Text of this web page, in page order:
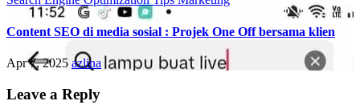
Content SEO di media sosial : Projek One Off bersama klien
Apr 7, 2025 azlina
Leave a Reply